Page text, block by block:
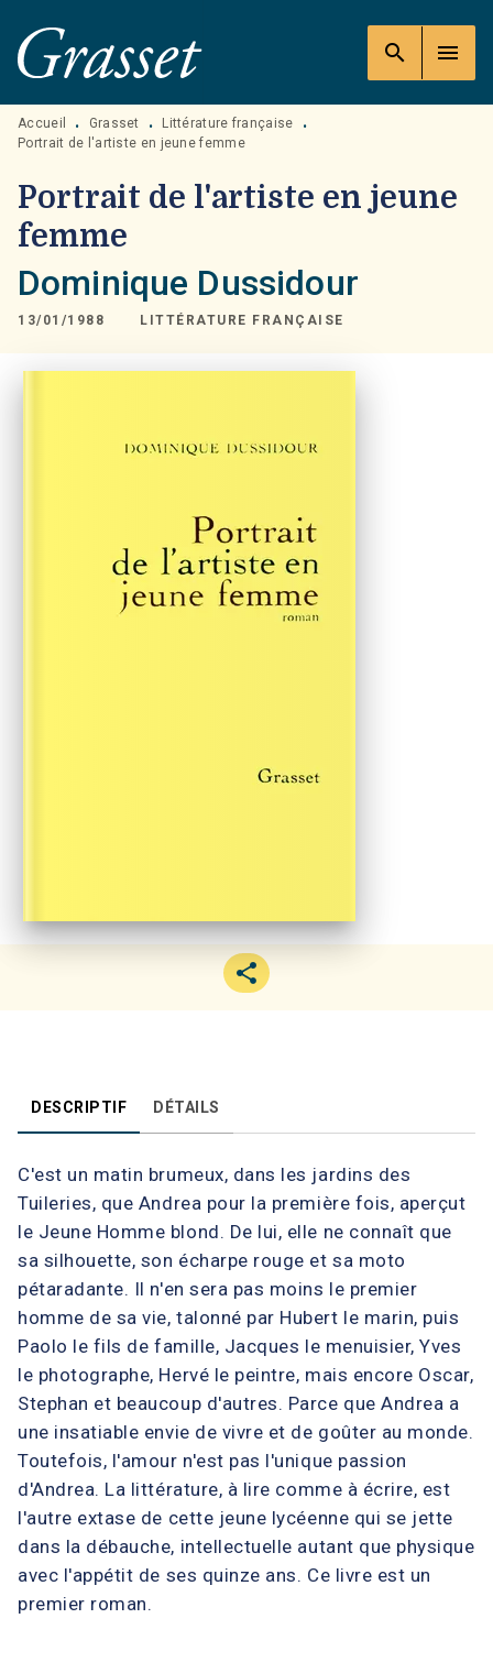
MENU RECHERCHE
PIED DE PAGE
search menu
Accueil • Grasset • Littérature française
•
Portrait de l'artiste en jeune femme
Portrait de l'artiste en jeune
femme
Dominique Dussidour
13/01/1988 LITTÉRATURE FRANÇAISE
DESCRIPTIF DÉTAILS
C'est un matin brumeux, dans les jardins des
Tuileries, que Andrea pour la première fois, aperçut
le Jeune Homme blond. De lui, elle ne connaît que
sa silhouette, son écharpe rouge et sa moto
pétaradante. Il n'en sera pas moins le premier
homme de sa vie, talonné par Hubert le marin, puis
Paolo le fils de famille, Jacques le menuisier, Yves
le photographe, Hervé le peintre, mais encore Oscar,
Stephan et beaucoup d'autres. Parce que Andrea a
une insatiable envie de vivre et de goûter au monde.
Toutefois, l'amour n'est pas l'unique passion
d'Andrea. La littérature, à lire comme à écrire, est
l'autre extase de cette jeune lycéenne qui se jette
dans la débauche, intellectuelle autant que physique
avec l'appétit de ses quinze ans. Ce livre est un
premier roman.